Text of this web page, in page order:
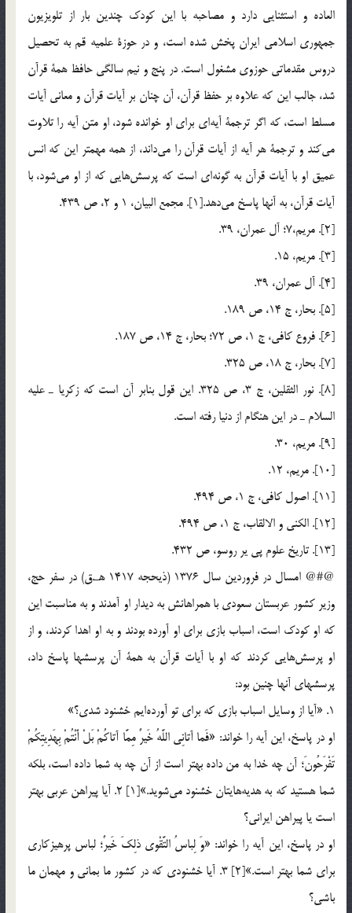
العاده و استثنايي دارد و مصاحبه با اين كودك چندين بار از تلويزيون
جمهوري اسلامي ايران پخش شده است، و در حوزة علميه قم به تحصيل
دروس مقدماتي حوزوي مشغول است. در پنج و نيم سالگي حافظ همة قرآن
شد، جالب اين كه علاوه بر حفظ قرآن، آن چنان بر آيات قرآن و معاني آيات
مسلط است، كه اگر ترجمة آيه‎اي براي او خوانده شود، او متن آيه را تلاوت
مي‎كند و ترجمة هر آيه از آيات قرآن را مي‎داند، از همه مهمتر اين كه انس
عميق او با آيات قرآن به گونه‎اي است كه پرسش‎هايي كه از او مي‎شود، با
آيات قرآن، به آنها پاسخ مي‎دهد.[1]. مجمع البيان، 1 و 2، ص 439.
[2]. مريم،‌7؛ آل عمران، 39.
[3]. مريم، 15.
[4]. آل عمران، 39.
[5]. بحار، ج 14، ص 189.
[6]. فروع كافي، ج 1، ص 72؛ بحار، ج 14، ص 187.
[7]. بحار، ج 18، ص 325.
[8]. نور الثقلين، ج 3، ص 325. اين قول بنابر آن است كه زكريا ـ عليه
السلام ـ در اين هنگام از دنيا رفته است.
[9]. مريم، 30.
[10]. مريم، 12.
[11]. اصول كافي، ج 1، ص 494.
[12]. الكني و الالقاب، ج 1، ص 494.
[13]. تاريخ علوم پي ير روسو، ص 432.
@#@ امسال در فروردين سال 1376 (ذيحجه 1417 هـ.ق) در سفر حج،
وزير كشور عربستان سعودي با همراهانش به ديدار او آمدند و به مناسبت اين
كه او كودك است، اسباب بازي براي او آورده بودند و به او اهدا كردند، و از
او پرسش‎هايي كردند كه او با آيات قرآن به همة آن پرسشها پاسخ داد،
پرسشهاي آنها چنين بود:
1. «آيا از وسايل اسباب بازي كه براي تو آورده‎ايم خشنود شدي؟»
او در پاسخ، اين آيه را خواند: «فَما آتانِي اللَّهُ خَيرٌ مِمَّا آتاكُمْ بَلْ أَنْتُمْ بِهَدِيتِكُمْ
تَفْرَحُونَ؛ آن چه خدا به من داده بهتر است از آن چه به شما داده است، بلكه
شما هستيد كه به هديه‎هايتان خشنود مي‎شويد.»[1] 2. آيا پيراهن عربي بهتر
است يا پيراهن ايراني؟
او در پاسخ، اين آيه را خواند: «وَ لِباسُ التَّقْوى ذلِكَ خَيرٌ؛ لباس پرهيزكاري
براي شما بهتر است.»[2] 3. آيا خشنودي كه در كشور ما بماني و مهمان ما
باشي؟